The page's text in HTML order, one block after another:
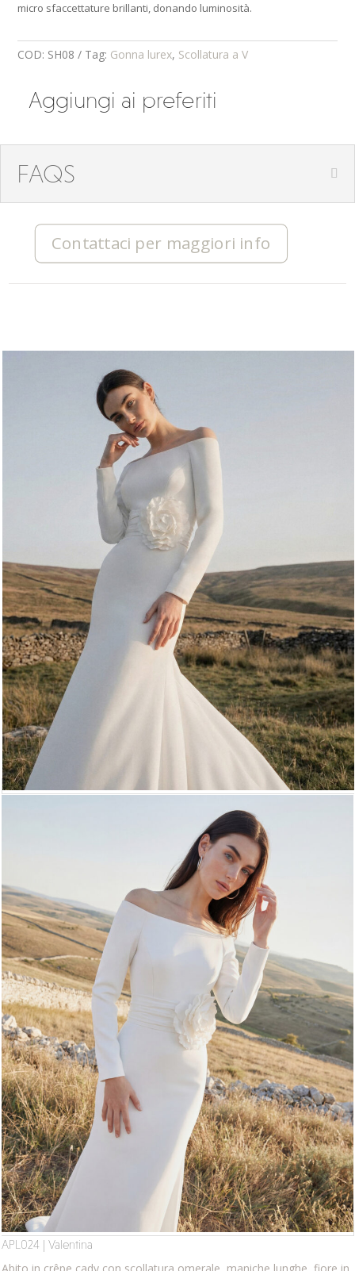
micro sfaccettature brillanti, donando luminosità.
COD: SH08 Tag: Gonna lurex, Scollatura a V
Aggiungi ai preferiti
FAQS
Contattaci per maggiori info
APL024 | Valentina